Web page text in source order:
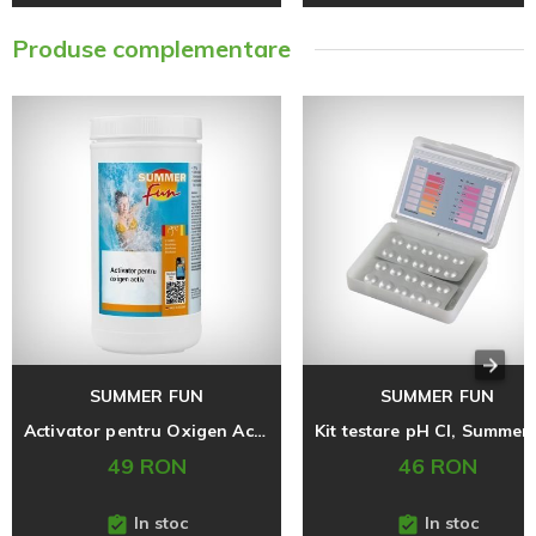
Produse complementare
SUMMER FUN
Activator pentru Oxigen Activ, Summer Fun, 1 L
49 RON
In stoc
SUMMER FUN
46 RON
In stoc